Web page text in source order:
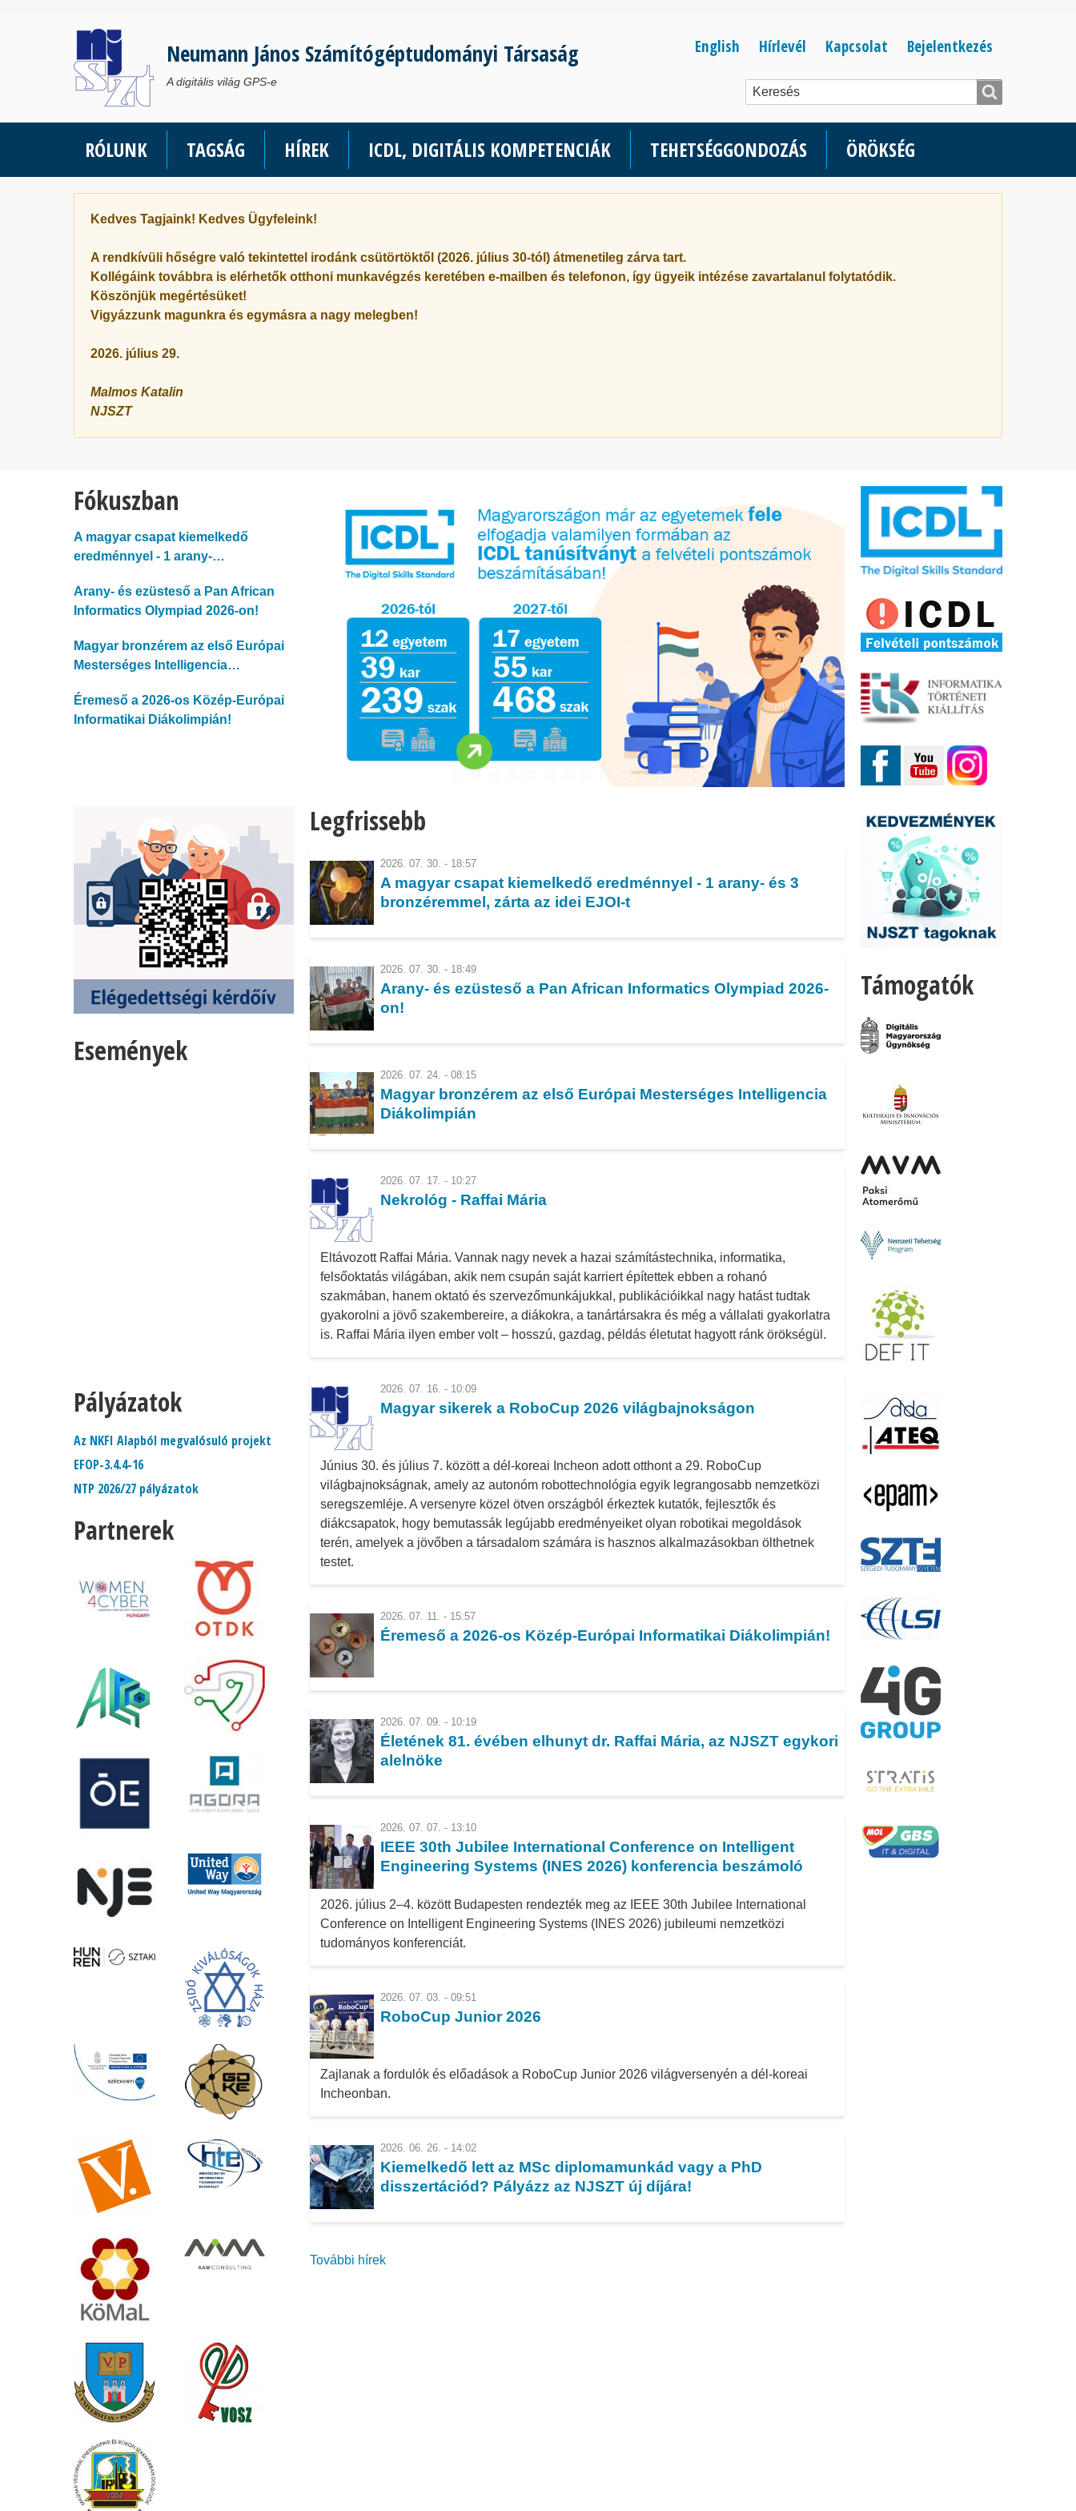
Neumann János Számítógéptudományi Társaság
A digitális világ GPS-e
Bejelentkezés
menüje
Bejelentkezés
English Hírlevél Kapcsolat
RÓLUNK TAGSÁG HÍREK ICDL, DIGITÁLIS KOMPETENCIÁK TEHETSÉGGONDOZÁS ÖRÖKSÉG
Kedves Tagjaink! Kedves Ügyfeleink!
A rendkívüli hőségre való tekintettel irodánk csütörtöktől (2026. július 30-tól) átmenetileg zárva tart.
Kollégáink továbbra is elérhetők otthoni munkavégzés keretében e-mailben és telefonon, így ügyeik intézése zavartalanul folytatódik.
Köszönjük megértésüket!
Vigyázzunk magunkra és egymásra a nagy melegben!
2026. július 29.
Malmos Katalin
NJSZT
Fókuszban
A magyar csapat kiemelkedő
eredménnyel - 1 arany-…
Arany- és ezüsteső a Pan African
Informatics Olympiad 2026-on!
Magyar bronzérem az első Európai
Mesterséges Intelligencia…
Éremeső a 2026-os Közép-Európai
Informatikai Diákolimpián!
Legfrissebb
2026. 07. 30. - 18:57
A magyar csapat kiemelkedő eredménnyel - 1 arany- és 3
bronzéremmel, zárta az idei EJOI-t
2026. 07. 30. - 18:49
Arany- és ezüsteső a Pan African Informatics Olympiad 2026-
on!
2026. 07. 24. - 08:15
Magyar bronzérem az első Európai Mesterséges Intelligencia
Diákolimpián
2026. 07. 17. - 10:27
Nekrológ - Raffai Mária
Eltávozott Raffai Mária. Vannak nagy nevek a hazai számítástechnika, informatika,
felsőoktatás világában, akik nem csupán saját karriert építettek ebben a rohanó
szakmában, hanem oktató és szervezőmunkájukkal, publikációikkal nagy hatást tudtak
gyakorolni a jövő szakembereire, a diákokra, a tanártársakra és még a vállalati gyakorlatra
is. Raffai Mária ilyen ember volt – hosszú, gazdag, példás életutat hagyott ránk örökségül.
2026. 07. 16. - 10:09
Magyar sikerek a RoboCup 2026 világbajnokságon
Június 30. és július 7. között a dél-koreai Incheon adott otthont a 29. RoboCup
világbajnokságnak, amely az autonóm robottechnológia egyik legrangosabb nemzetközi
seregszemléje. A versenyre közel ötven országból érkeztek kutatók, fejlesztők és
diákcsapatok, hogy bemutassák legújabb eredményeiket olyan robotikai megoldások
terén, amelyek a jövőben a társadalom számára is hasznos alkalmazásokban ölthetnek
testet.
2026. 07. 11. - 15:57
Éremeső a 2026-os Közép-Európai Informatikai Diákolimpián!
2026. 07. 09. - 10:19
Életének 81. évében elhunyt dr. Raffai Mária, az NJSZT egykori
alelnöke
2026. 07. 07. - 13:10
IEEE 30th Jubilee International Conference on Intelligent
Engineering Systems (INES 2026) konferencia beszámoló
2026. július 2–4. között Budapesten rendezték meg az IEEE 30th Jubilee International
Conference on Intelligent Engineering Systems (INES 2026) jubileumi nemzetközi
tudományos konferenciát.
2026. 07. 03. - 09:51
RoboCup Junior 2026
Zajlanak a fordulók és előadások a RoboCup Junior 2026 világversenyén a dél-koreai
Incheonban.
2026. 06. 26. - 14:02
Kiemelkedő lett az MSc diplomamunkád vagy a PhD
disszertációd? Pályázz az NJSZT új díjára!
További hírek
Események
Pályázatok
Az NKFI Alapból megvalósuló projekt
EFOP-3.4.4-16
NTP 2026/27 pályázatok
Partnerek
Támogatók